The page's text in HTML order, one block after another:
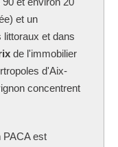
et un
littoraux et dans
de l'immobilier
d'Aix-
concentrent
PACA est